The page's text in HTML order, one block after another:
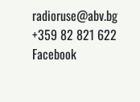
radioruse@abv.bg
+359 82 821 622
Facebook